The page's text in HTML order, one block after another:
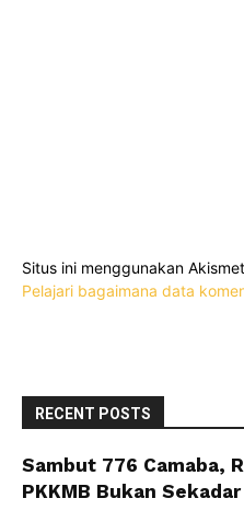
Situs ini menggunakan
Pelajari bagaimana data
RECENT POSTS
Sambut 776 Camaba,
PKKMB Bukan